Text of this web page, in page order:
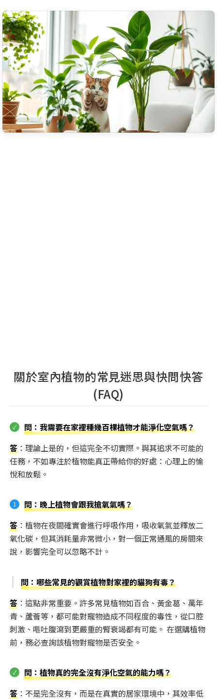
關於室內植物的常見迷思與快問快答
(FAQ)
問 ：我需要在家裡種幾百棵植物才能淨化空氣嗎？
答 ：理論上是的，但這完全不切實際。與其追求不可能的
任務，不如專注於植物能真正帶給你的好處：心理上的愉
悅和放鬆。
問 ：晚上植物會跟我搶氧氣嗎？
答 ：植物在夜間確實會進行呼吸作用，吸收氧氣並釋放二
氧化碳，但其消耗量非常微小，對一個正常通風的房間來
說，影響完全可以忽略不計。
問 ：哪些常見的觀賞植物對家裡的貓狗有毒？
答 ：這點非常重要。許多常見植物如百合、黃金葛、萬年
青、蘆薈等，都可能對寵物造成不同程度的毒性，從口腔
刺激、嘔吐腹瀉到更嚴重的腎衰竭都有可能。 在選購植物
前，務必查詢該植物對寵物是否安全。
問 ：植物真的完全沒有淨化空氣的能力嗎？
答 ：不是完全沒有，而是在真實的居家環境中，其效率低